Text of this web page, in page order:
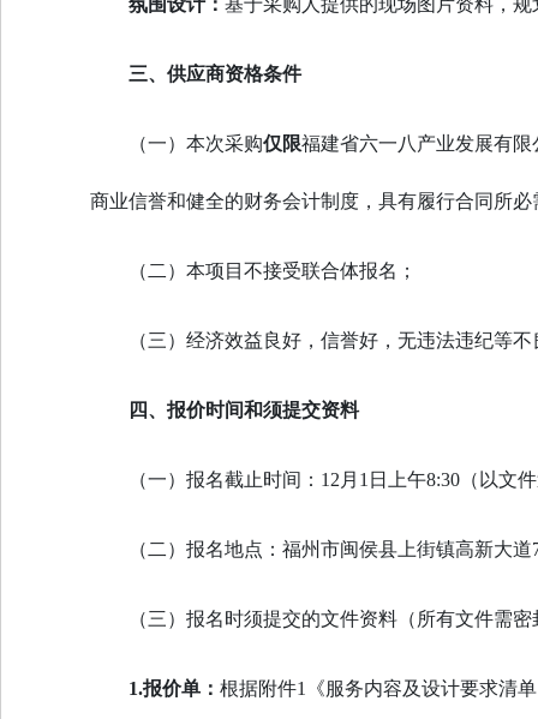
氛围设计： 基于采购人提供的现场图片资料，
三、供应商资格条件
（一）本次采购仅限福建省六一八产业发展有
商业信誉和健全的财务会计制度，具有履行合同所
（二）本项目不接受联合体报名；
（三）经济效益良好，信誉好，无违法违纪等
四、报价时间和须提交资料
（一）报名截止时间：12月1日上午8:30（以文
（二）报名地点：福州市闽侯县上街镇高新大
（三）报名时须提交的文件资料（所有文件需
1.报价单： 根据附件1《服务内容及设计要求清